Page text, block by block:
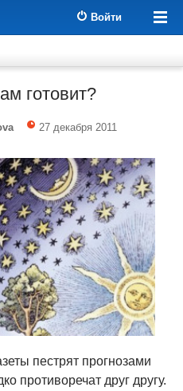
Войти
готовит?
27 декабря 2011
пестрят прогнозами
противоречат друг другу.